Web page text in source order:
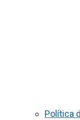
Política